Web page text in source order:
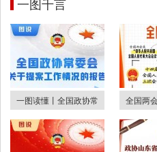
一图读懂丨全国政协常 全国两